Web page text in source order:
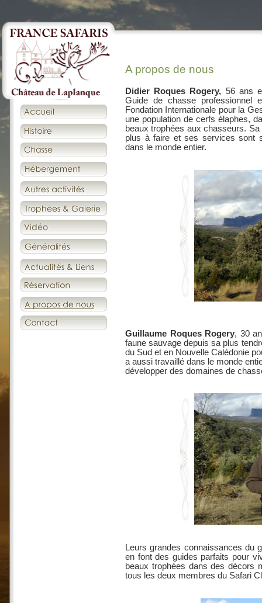
A propos de nous
Didier Roques Rogery, 56 ans
Guide de chasse professionnel
Fondation Internationale pour la
une population de cerfs élaphes,
beaux trophées aux chasseurs.
plus à faire et ses services sont
dans le monde entier.
Guillaume Roques Rogery, 30
faune sauvage depuis sa plus
du Sud et en Nouvelle Calédonie
a aussi travaillé dans le monde
développer des domaines de
Leurs grandes connaissances du
en font des guides parfaits pour
beaux trophées dans des décors
tous les deux membres du Safari